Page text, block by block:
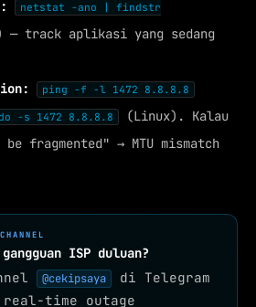
netstat -ano | findstr
— track aplikasi yang sedang
ping -f -l 1472 8.8.8.8
-s 1472 8.8.8.8
(Linux). Kalau
fragmented" → MTU mismatch
ISP duluan?
@cekipsaya
di Telegram
real-time outage